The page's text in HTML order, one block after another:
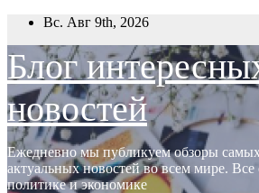
Перейти
содержимому
Вс. Авг 9th, 2026
Блог
новостей
Ежедневно мы публикуем обзоры
актуальных новостей во всем мире. Все
политике и экономике